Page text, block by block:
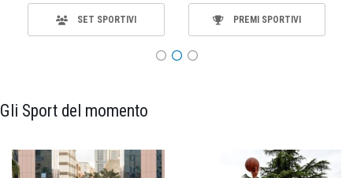
SET SPORTIVI PREMI SPORTIVI
Gli Sport del momento